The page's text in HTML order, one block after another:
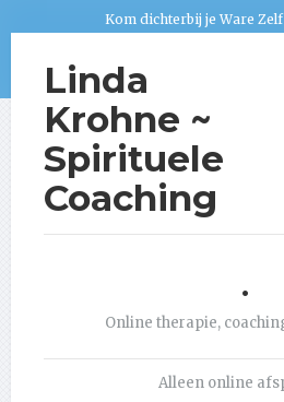
Kom dichterbij je Ware
Linda
Krohne ~
Spirituele
Coaching
.
Online therapie,
Alleen online